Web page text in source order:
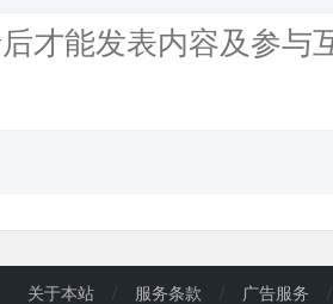
关于本站 / 服务条款 / 广告服务 /